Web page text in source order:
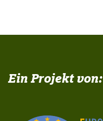
Ein Projekt von: